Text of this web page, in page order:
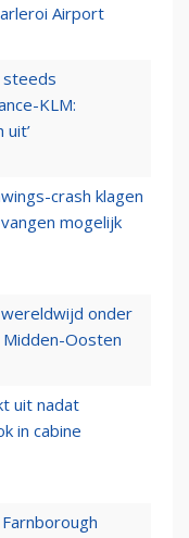
Airport
steeds
KLM:
uit’
crash klagen
mogelijk
onder
Oosten
uit nadat
in cabine